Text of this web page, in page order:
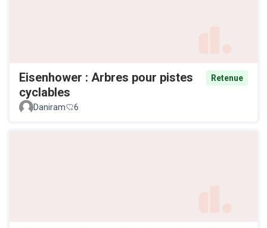
Eisenhower : Arbres pour pistes
cyclables
Retenue
Daniram 6